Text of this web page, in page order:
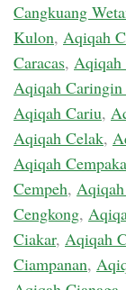
Cangkuang
Kulon, Aqiqah
Caracas,
Aqiqah Caringin
Aqiqah Cariu,
Aqiqah Celak,
Aqiqah Cempaka
Cempeh,
Cengkong,
Ciakar, Aqiqah
Ciampanan,